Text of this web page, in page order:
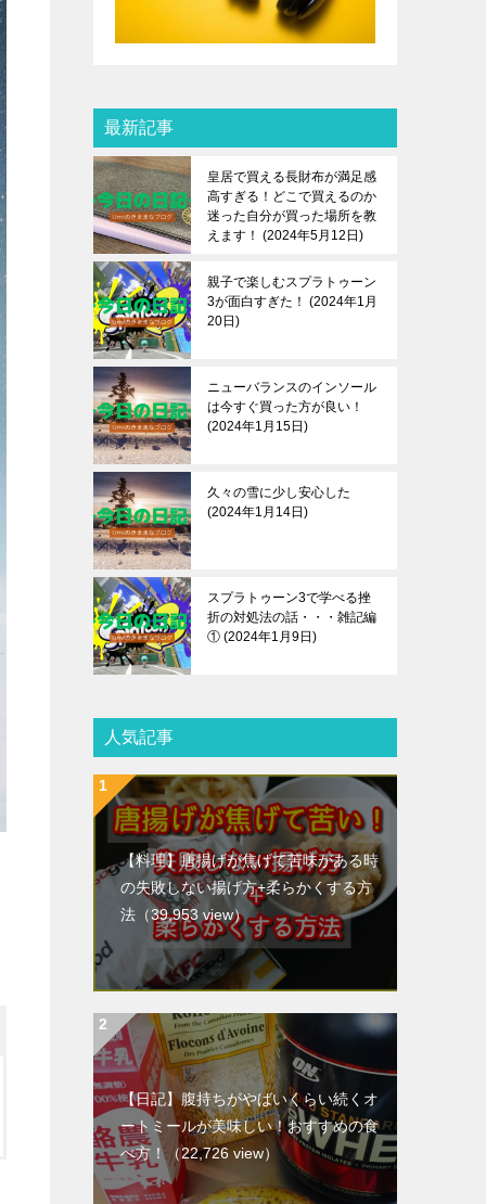
最新記事
皇居で買える長財布が満足感
高すぎる！どこで買えるのか
迷った自分が買った場所を教
えます！
2024年5月12日
親子で楽しむスプラトゥーン
3が面白すぎた！
2024年1月
20日
ニューバランスのインソール
は今すぐ買った方が良い！
2024年1月15日
久々の雪に少し安心した
2024年1月14日
スプラトゥーン3で学べる挫
折の対処法の話・・・雑記編
① 2024年1月9日
人気記事
【料理】唐揚げが焦げて苦味がある時
の失敗しない揚げ方+柔らかくする方
法 （39,953 view）
【日記】腹持ちがやばいくらい続くオ
ートミールが美味しい！おすすめの食
べ方！ （22,726 view）